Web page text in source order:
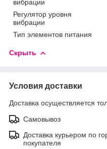
вибрации
Регулятор уровня
вибрации
Тип элементов питания
Скрыть
Условия доставки
Доставка осуществляется
Самовывоз
Доставка курьером по
покупателя